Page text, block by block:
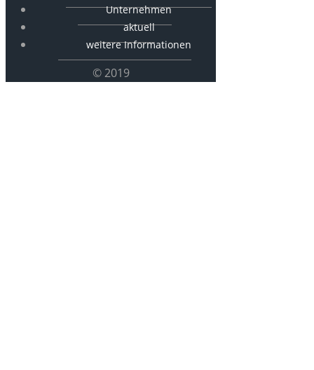
Unternehmen
aktuell
weitere Informationen
© 2019